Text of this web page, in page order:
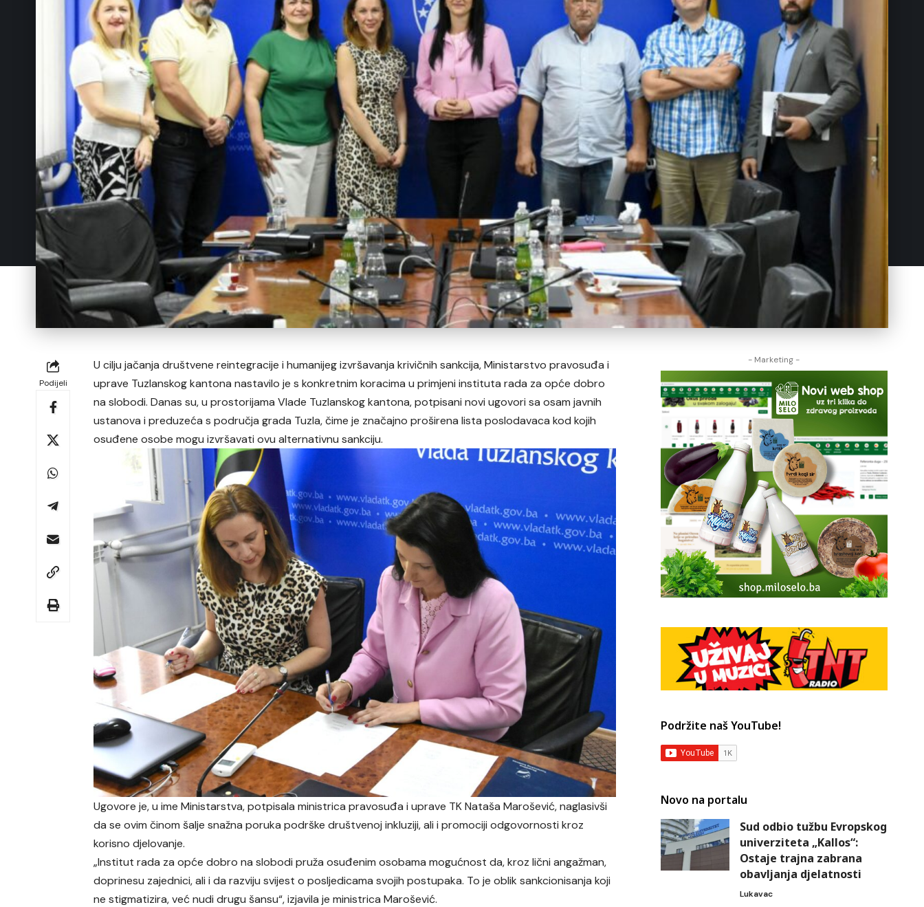
Podijeli
U cilju jačanja društvene reintegracije i humanijeg izvršavanja krivičnih sankcija, Ministarstvo pravosuđa i
uprave Tuzlanskog kantona nastavilo je s konkretnim koracima u primjeni instituta rada za opće dobro
na slobodi. Danas su, u prostorijama Vlade Tuzlanskog kantona, potpisani novi ugovori sa osam javnih
ustanova i preduzeća s područja grada Tuzla, čime je značajno proširena lista poslodavaca kod kojih
osuđene osobe mogu izvršavati ovu alternativnu sankciju.
Ugovore je, u ime Ministarstva, potpisala ministrica pravosuđa i uprave TK Nataša Marošević, naglasivši
da se ovim činom šalje snažna poruka podrške društvenoj inkluziji, ali i promociji odgovornosti kroz
korisno djelovanje.
„Institut rada za opće dobro na slobodi pruža osuđenim osobama mogućnost da, kroz lični angažman,
doprinesu zajednici, ali i da razviju svijest o posljedicama svojih postupaka. To je oblik sankcionisanja koji
ne stigmatizira, već nudi drugu šansu“, izjavila je ministrica Marošević.
- Marketing -
Podržite naš YouTube!
Novo na portalu
Sud odbio tužbu Evropskog
univerziteta „Kallos“:
Ostaje trajna zabrana
obavljanja djelatnosti
Lukavac